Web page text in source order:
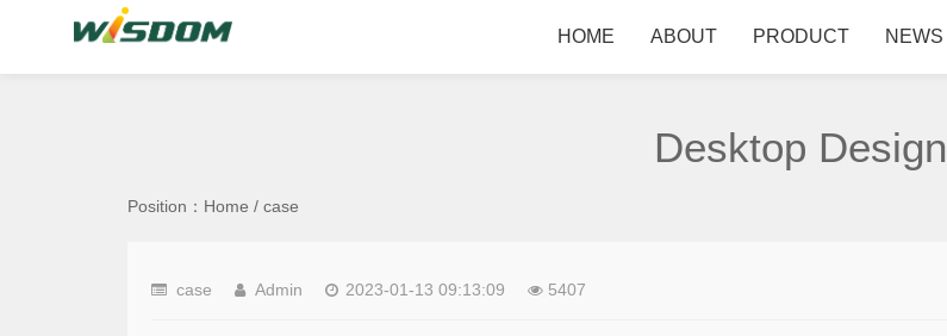
HOME ABOUT PRODUCT NEWS
Desktop Design
Position： Home / case
case Admin 2023-01-13 09:13:09 5407